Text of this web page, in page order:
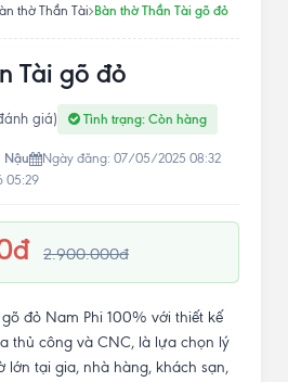
thờ Thần Tài Bàn thờ Thần Tài gõ đỏ
Tài gõ đỏ
giá) Tình trạng: Còn hàng
Nậu
Ngày đăng: 07/05/2025 08:32
05:29
2.900.000đ
đỏ Nam Phi 100% với thiết kế
thủ công và CNC, là lựa chọn lý
lớn tại gia, nhà hàng, khách sạn,